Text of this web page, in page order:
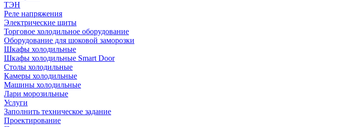
ТЭН
Реле напряжения
Электрические щиты
Торговое холодильное оборудование
Оборудование для шоковой заморозки
Шкафы холодильные
Шкафы холодильные Smart Door
Столы холодильные
Камеры холодильные
Машины холодильные
Лари морозильные
Услуги
Заполнить техническое задание
Проектирование